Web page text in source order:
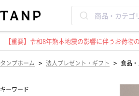
【重要】令和8年熊本地震の影響に伴うお荷
タンプホーム > 法人プレゼント・ギフト > 食品
キーワード